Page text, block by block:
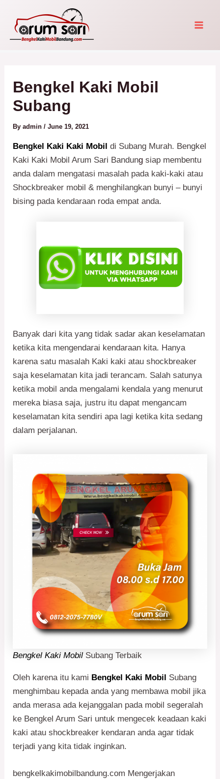
content
Bengkel Kaki Mobil
Subang
Byadmin/June 19, 2021
Bengkel Kaki Kaki Mobil di Subang Murah. Bengkel
Kaki Kaki Mobil Arum Sari Bandung siap membentu
anda dalam mengatasi masalah pada kaki-kaki atau
Shockbreaker mobil & menghilangkan bunyi – bunyi
bising pada kendaraan roda empat anda.
Banyak dari kita yang tidak sadar akan keselamatan
ketika kita mengendarai kendaraan kita. Hanya
karena satu masalah Kaki kaki atau shockbreaker
saja keselamatan kita jadi terancam. Salah satunya
ketika mobil anda mengalami kendala yang menurut
mereka biasa saja, justru itu dapat mengancam
keselamatan kita sendiri apa lagi ketika kita sedang
dalam perjalanan.
Bengkel Kaki Mobil Subang Terbaik
Oleh karena itu kami Bengkel Kaki Mobil Subang
menghimbau kepada anda yang membawa mobil jika
anda merasa ada kejanggalan pada mobil segeralah
ke Bengkel Arum Sari untuk mengecek keadaan kaki
kaki atau shockbreaker kendaran anda agar tidak
terjadi yang kita tidak inginkan.
bengkelkakimobilbandung.com Mengerjakan
navigation